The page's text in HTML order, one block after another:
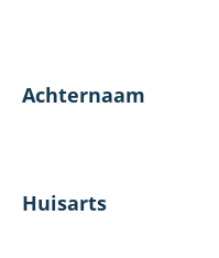
Achternaam
Huisarts